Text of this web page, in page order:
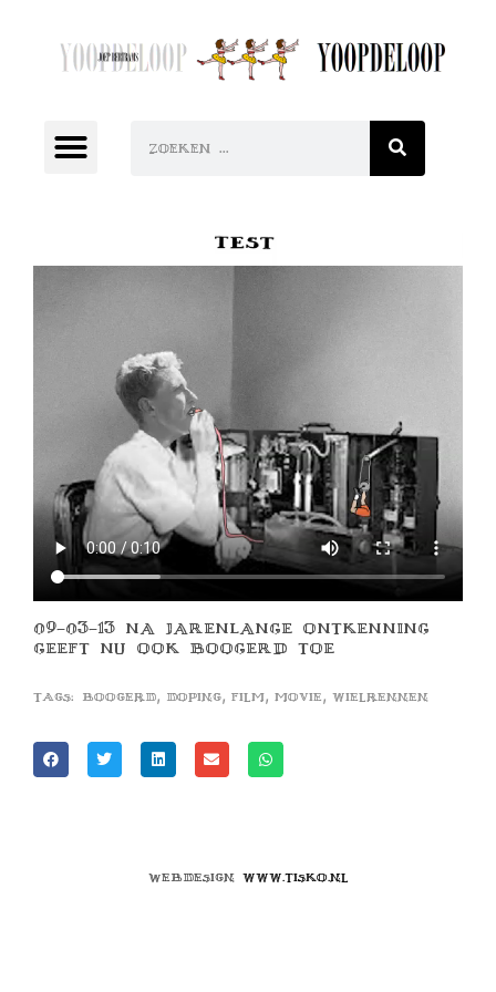
09-03-13 NA JARENLANGE ONTKENNING
GEEFT NU OOK BOOGERD TOE
Tags: boogerd, doping, film, movie, wielrennen
Webdesign www.tisko.nl